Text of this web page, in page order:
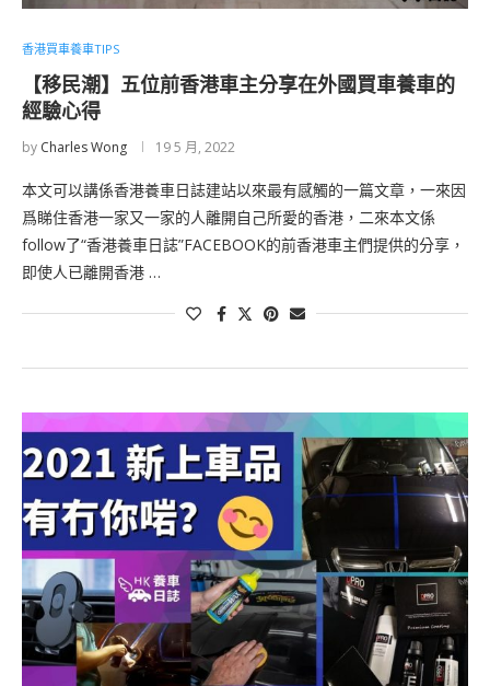
香港買車養車TIPS
【移民潮】五位前香港車主分享在外國買車養車的
經驗心得
by Charles Wong 19 5 月, 2022
本文可以講係香港養車日誌建站以來最有感觸的一篇文章，一來因
爲睇住香港一家又一家的人離開自己所愛的香港，二來本文係
follow了“香港養車日誌”FACEBOOK的前香港車主們提供的分享，
即使人已離開香港 …